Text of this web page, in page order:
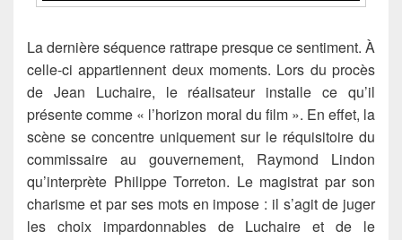
La dernière séquence rattrape presque ce sentiment. À
celle-ci appartiennent deux moments. Lors du procès
de Jean Luchaire, le réalisateur installe ce qu’il
présente comme « l’horizon moral du film ». En effet, la
scène se concentre uniquement sur le réquisitoire du
commissaire au gouvernement, Raymond Lindon
qu’interprète Philippe Torreton. Le magistrat par son
charisme et par ses mots en impose : il s’agit de juger
les choix impardonnables de Luchaire et de le